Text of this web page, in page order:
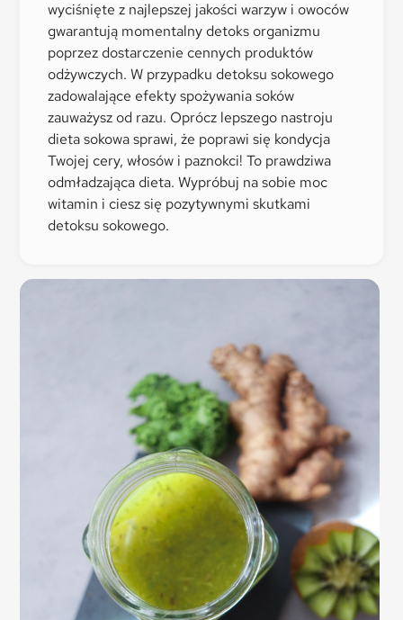
wyciśnięte z najlepszej jakości warzyw i owoców
gwarantują momentalny detoks organizmu
poprzez dostarczenie cennych produktów
odżywczych. W przypadku detoksu sokowego
zadowalające efekty spożywania soków
zauważysz od razu. Oprócz lepszego nastroju
dieta sokowa sprawi, że poprawi się kondycja
Twojej cery, włosów i paznokci! To prawdziwa
odmładzająca dieta. Wypróbuj na sobie moc
witamin i ciesz się pozytywnymi skutkami
detoksu sokowego.